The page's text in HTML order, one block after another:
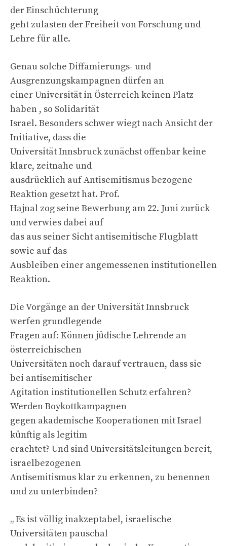
der Einschüchterung
geht zulasten der Freiheit von Forschung und
Lehre für alle.
Genau solche Diffamierungs- und
Ausgrenzungskampagnen dürfen an
einer Universität in Österreich keinen Platz
haben , so Solidarität
Israel. Besonders schwer wiegt nach Ansicht der
Initiative, dass die
Universität Innsbruck zunächst offenbar keine
klare, zeitnahe und
ausdrücklich auf Antisemitismus bezogene
Reaktion gesetzt hat. Prof.
Hajnal zog seine Bewerbung am 22. Juni zurück
und verwies dabei auf
das aus seiner Sicht antisemitische Flugblatt
sowie auf das
Ausbleiben einer angemessenen institutionellen
Reaktion.
Die Vorgänge an der Universität Innsbruck
werfen grundlegende
Fragen auf: Können jüdische Lehrende an
österreichischen
Universitäten noch darauf vertrauen, dass sie
bei antisemitischer
Agitation institutionellen Schutz erfahren?
Werden Boykottkampagnen
gegen akademische Kooperationen mit Israel
künftig als legitim
erachtet? Und sind Universitätsleitungen bereit,
israelbezogenen
Antisemitismus klar zu erkennen, zu benennen
und zu unterbinden?
„ Es ist völlig inakzeptabel, israelische
Universitäten pauschal